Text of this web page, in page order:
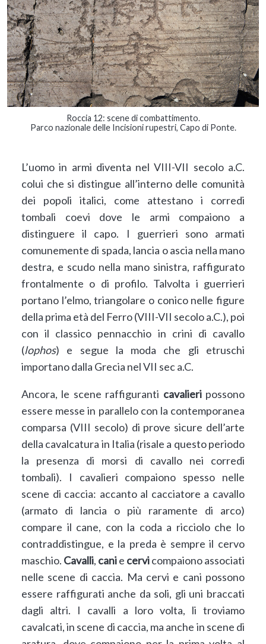
Roccia 12: scene di combattimento.
Parco nazionale delle Incisioni rupestri, Capo di Ponte.
L’uomo in armi diventa nel VIII-VII secolo a.C.
colui che si distingue all’interno delle comunità
dei popoli italici, come attestano i corredi
tombali coevi dove le armi compaiono a
distinguere il capo. I guerrieri sono armati
comunemente di spada, lancia o ascia nella mano
destra, e scudo nella mano sinistra, raffigurato
frontalmente o di profilo. Talvolta i guerrieri
portano l’elmo, triangolare o conico nelle figure
della prima età del Ferro (VIII-VII secolo a.C.), poi
con il classico pennacchio in crini di cavallo
(lophos) e segue la moda che gli etruschi
importano dalla Grecia nel VII sec a.C.
Ancora, le scene raffiguranti cavalieripossono
essere messe in parallelo con la contemporanea
comparsa (VIII secolo) di prove sicure dell’arte
della cavalcatura in Italia (risale a questo periodo
la presenza di morsi di cavallo nei corredi
tombali). I cavalieri compaiono spesso nelle
scene di caccia: accanto al cacciatore a cavallo
(armato di lancia o più raramente di arco)
compare il cane, con la coda a ricciolo che lo
contraddistingue, e la preda è sempre il cervo
maschio. Cavalli, canie cervicompaiono associati
nelle scene di caccia. Ma cervi e cani possono
essere raffigurati anche da soli, gli uni braccati
dagli altri. I cavalli a loro volta, li troviamo
cavalcati, in scene di caccia, ma anche in scene di